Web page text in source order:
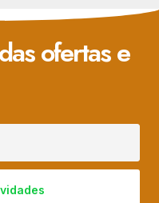
ofertas e